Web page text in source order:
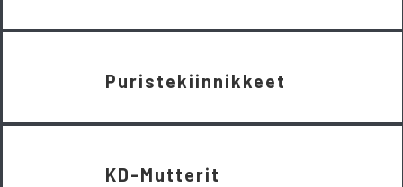
Puristekiinnikkeet
KD-Mutterit